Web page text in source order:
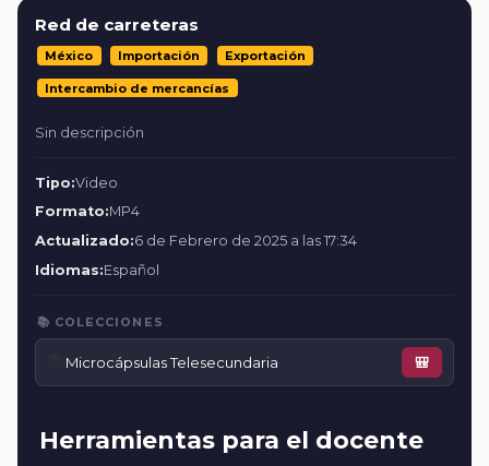
Red de carreteras
México Importación Exportación
Intercambio de mercancías
Sin descripción
Tipo:Video
Formato:MP4
Actualizado:6 de Febrero de 2025 a las 17:34
Idiomas:Español
📚 COLECCIONES
Microcápsulas Telesecundaria 🎒
Herramientas para el docente